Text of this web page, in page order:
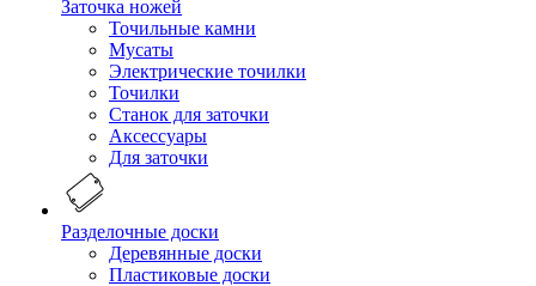
Заточка ножей
Точильные камни
Мусаты
Электрические точилки
Точилки
Станок для заточки
Аксессуары
Для заточки
Разделочные доски
Деревянные доски
Пластиковые доски